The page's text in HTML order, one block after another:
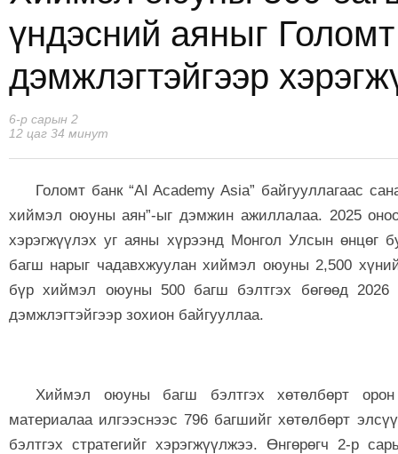
үндэсний аяныг
дэмжлэгтэйгээр
6-р сарын 2
12 цаг 34 минут
Голомт банк “AI Academy Asia” байгууллагаас
хиймэл оюуны аян”-ыг дэмжин ажиллалаа. 2025
хэрэгжүүлэх уг аяны хүрээнд Монгол Улсын
багш нарыг чадавхжуулан хиймэл оюуны 2,500
бүр хиймэл оюуны 500 багш бэлтгэх бөгөөд 2026
дэмжлэгтэйгээр зохион байгууллаа.
Хиймэл оюуны багш бэлтгэх хөтөлбөрт
материалаа илгээснээс 796 багшийг хөтөлбөрт
бэлтгэх стратегийг хэрэгжүүлжээ. Өнгөрөгч 2-р